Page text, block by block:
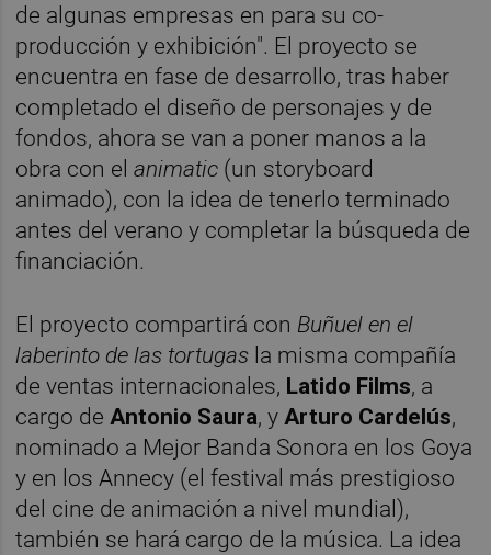
de algunas empresas en para su co-
producción y exhibición". El proyecto se
encuentra en fase de desarrollo, tras haber
completado el diseño de personajes y de
fondos, ahora se van a poner manos a la
obra con elanimatic (un storyboard
animado), con la idea de tenerlo terminado
antes del verano y completar la búsqueda de
financiación.
El proyecto compartirá con Buñuel en el
laberinto de las tortugas la misma compañía
de ventas internacionales, Latido Films, a
cargo de Antonio Saura, y Arturo Cardelús,
nominado a Mejor Banda Sonora en los Goya
y en los Annecy (el festival más prestigioso
del cine de animación a nivel mundial),
también se hará cargo de la música. La idea